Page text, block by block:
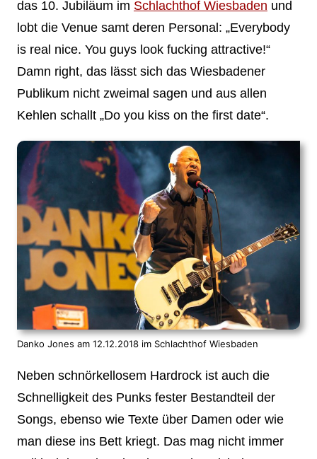
das 10. Jubiläum im Schlachthof Wiesbaden und
lobt die Venue samt deren Personal: „Everybody
is real nice. You guys look fucking attractive!“
Damn right, das lässt sich das Wiesbadener
Publikum nicht zweimal sagen und aus allen
Kehlen schallt „Do you kiss on the first date“.
Danko Jones am 12.12.2018 im Schlachthof Wiesbaden
Neben schnörkellosem Hardrock ist auch die
Schnelligkeit des Punks fester Bestandteil der
Songs, ebenso wie Texte über Damen oder wie
man diese ins Bett kriegt. Das mag nicht immer